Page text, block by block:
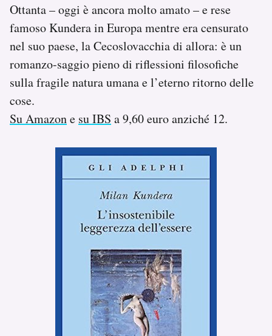
Ottanta – oggi è ancora molto amato – e rese
famoso Kundera in Europa mentre era censurato
nel suo paese, la Cecoslovacchia di allora: è un
romanzo-saggio pieno di riflessioni filosofiche
sulla fragile natura umana e l’eterno ritorno delle
cose.
Su Amazone su IBS a 9,60 euro anziché 12.